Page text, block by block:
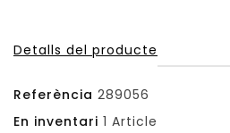
Detalls del producte
Referència 289056
En inventari 1 Article